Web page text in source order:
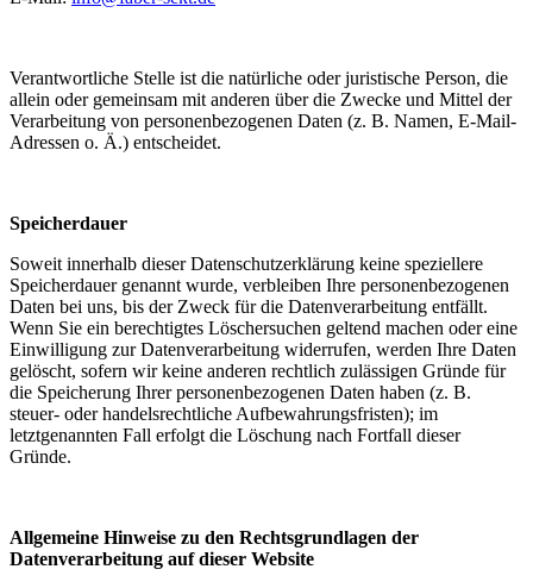
Verantwortliche Stelle ist die natürliche oder juristische Person, die
allein oder gemeinsam mit anderen über die Zwecke und Mittel der
Verarbeitung von personenbezogenen Daten (z. B. Namen, E-Mail-
Adressen o. Ä.) entscheidet.
Speicherdauer
Soweit innerhalb dieser Datenschutzerklärung keine speziellere
Speicherdauer genannt wurde, verbleiben Ihre personenbezogenen
Daten bei uns, bis der Zweck für die Datenverarbeitung entfällt.
Wenn Sie ein berechtigtes Löschersuchen geltend machen oder eine
Einwilligung zur Datenverarbeitung widerrufen, werden Ihre Daten
gelöscht, sofern wir keine anderen rechtlich zulässigen Gründe für
die Speicherung Ihrer personenbezogenen Daten haben (z. B.
steuer- oder handelsrechtliche Aufbewahrungsfristen); im
letztgenannten Fall erfolgt die Löschung nach Fortfall dieser
Gründe.
Allgemeine Hinweise zu den Rechtsgrundlagen der
Datenverarbeitung auf dieser Website